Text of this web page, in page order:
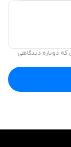
که دوباره دیدگاهی